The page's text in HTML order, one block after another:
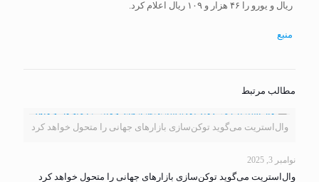
ریال و یورو را ۴۶ هزار و ۱۰۹ ریال اعلام کرد.
منبع
مطالب مرتبط
وال‌استریت می‌گوید توکن‌سازی بازارهای جهانی را متحول خواهد کرد
نوامبر 3, 2025
وال‌استریت می‌گوید توکن‌سازی بازارهای جهانی را متحول خواهد کرد